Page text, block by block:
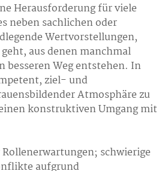
Herausforderung für viele
neben sachlichen oder
Wertvorstellungen,
aus denen manchmal
besseren Weg entstehen. In
ziel- und
Atmosphäre zu
konstruktiven Umgang mit
schwierige
aufgrund